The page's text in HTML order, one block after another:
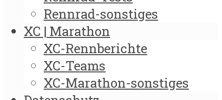
Rennrad-sonstiges
XC | Marathon
XC-Rennberichte
XC-Teams
XC-Marathon-sonstiges